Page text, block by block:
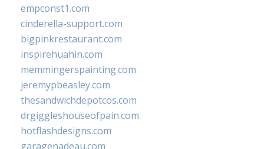
empconst1.com
cinderella-support.com
bigpinkrestaurant.com
inspirehuahin.com
memmingerspainting.com
jeremypbeasley.com
thesandwichdepotcos.com
drgiggleshouseofpain.com
hotflashdesigns.com
garagenadeau.com